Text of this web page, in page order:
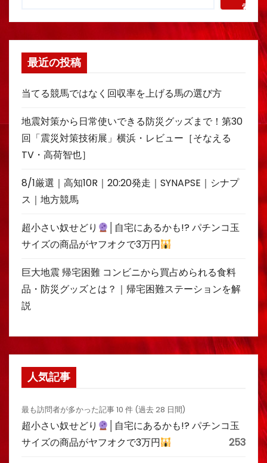
索
最近の投稿
当てる競馬ではなく回収率を上げる馬の選び方
地震対策から日常使いできる防災グッズまで！第30
回「震災対策技術展」横浜・レビュー［そなえる
TV・高荷智也］
8/1厳選｜高知10R｜20:20発走｜SYNAPSE｜シナプ
ス｜地方競馬
超小さい奴せどり
│自宅にあるかも!? パチンコ玉
サイズの商品がヤフオクで3万円
巨大地震 帰宅困難 コンビニから買占められる食料
品・防災グッズとは？｜帰宅困難ステーションを解
説
人気記事
最も訪問者が多かった記事 10 件 (過去 28 日間)
超小さい奴せどり
│自宅にあるかも!? パチンコ玉
サイズの商品がヤフオクで3万円
253